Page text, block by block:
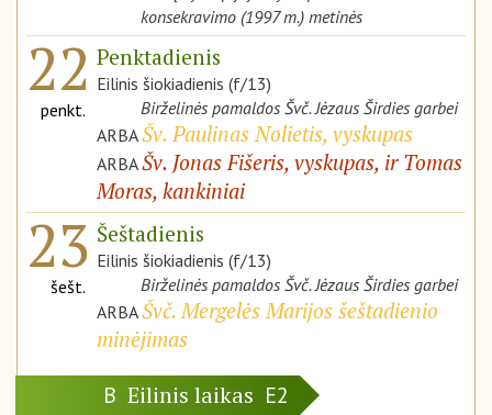
konsekravimo (1997 m.) metinės
22
penkt.
Penktadienis
Eilinis šiokiadienis (f/13)
Birželinės pamaldos Švč. Jėzaus Širdies garbei
ARBAŠv. Paulinas Nolietis, vyskupas
ARBAŠv. Jonas Fišeris, vyskupas, ir Tomas
Moras, kankiniai
23
šešt.
Šeštadienis
Eilinis šiokiadienis (f/13)
Birželinės pamaldos Švč. Jėzaus Širdies garbei
ARBAŠvč. Mergelės Marijos šeštadienio
minėjimas
B Eilinis laikas E2